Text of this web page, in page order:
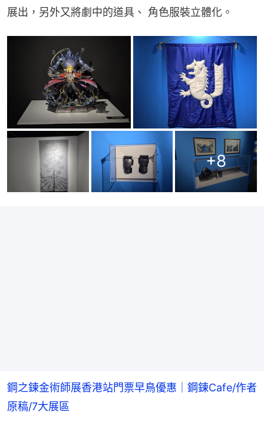
展出，另外又將劇中的道具、 角色服裝立體化。
+8
鋼之鍊金術師展香港站門票早鳥優惠｜鋼鍊Cafe/作者
原稿/7大展區